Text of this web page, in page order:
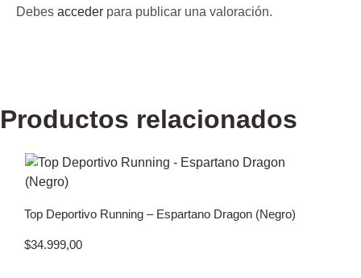
Debes acceder para publicar una valoración.
Productos relacionados
Top Deportivo Running – Espartano Dragon (Negro)
$34.999,00